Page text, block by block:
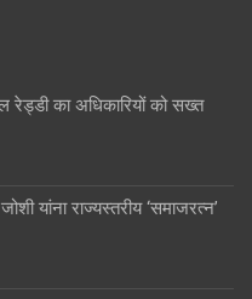
रेड्डी का अधिकारियों को सख्त
यांना राज्यस्तरीय ‘समाजरत्न’